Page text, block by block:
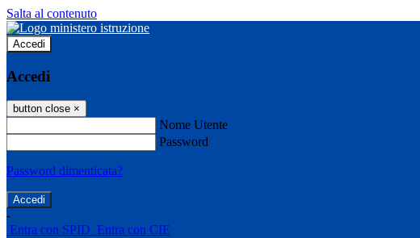
Salta al contenuto
Accedi
Accedi
button close ×
Nome Utente
Password
Password dimenticata?
-
Entra con SPID Entra con CIE